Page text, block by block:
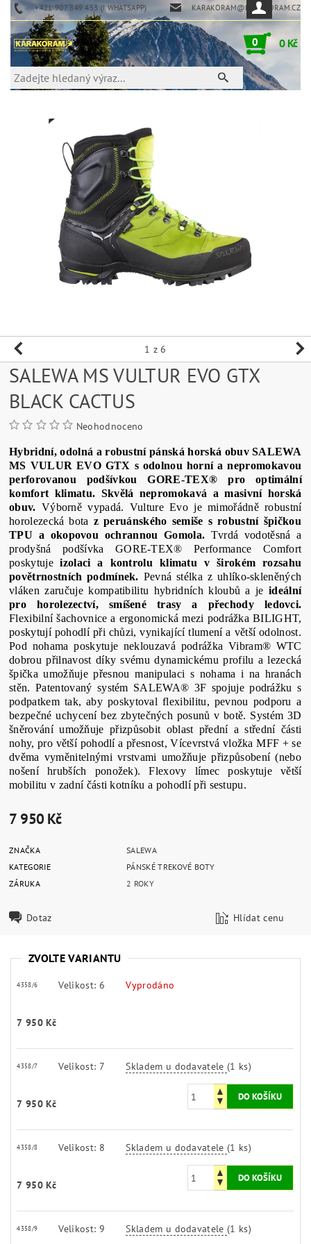
+421 907 849 453 (I WHATSAPP) KARAKORAM@KARAKORAM.CZ
0 0 Kč
1 z 6
SALEWA MS VULTUR EVO GTX
BLACK CACTUS
Neohodnoceno
Hybridní, odolná a robustní pánská horská obuv SALEWA
MS VULUR EVO GTX s odolnou horní a nepromokavou
perforovanou podšívkou GORE-TEX® pro optimální
komfort klimatu. Skvělá nepromokavá a masivní horská
obuv. Výborně vypadá. Vulture Evo je mimořádně robustní
horolezecká bota z peruánského semiše s robustní špičkou
TPU a okopovou ochrannou Gomola. Tvrdá vodotěsná a
prodyšná podšívka GORE-TEX® Performance Comfort
poskytujeizolaci a kontrolu klimatu v širokém rozsahu
povětrnostních podmínek. Pevná stélka z uhlíko-skleněných
vláken zaručuje kompatibilitu hybridních kloubů a je ideální
pro horolezectví, smíšené trasy a přechody ledovci.
Flexibilní šachovnice a ergonomická mezi podrážka BILIGHT,
poskytují pohodlí při chůzi, vynikající tlumení a větší odolnost.
Pod nohama poskytuje neklouzavá podrážka Vibram® WTC
dobrou přilnavost díky svému dynamickému profilu a lezecká
špička umožňuje přesnou manipulaci s nohama i na hranách
stěn. Patentovaný systém SALEWA® 3F spojuje podrážku s
podpatkem tak, aby poskytoval flexibilitu, pevnou podporu a
bezpečné uchycení bez zbytečných posunů v botě. Systém 3D
šněrování umožňuje přizpůsobit oblast přední a střední části
nohy, pro větší pohodlí a přesnost, Vícevrstvá vložka MFF + se
dvěma vyměnitelnými vrstvami umožňuje přizpůsobení (nebo
nošení hrubších ponožek). Flexovy límec poskytuje větší
mobilitu v zadní části kotníku a pohodlí při sestupu.
7 950 Kč
ZNAČKA
SALEWA
KATEGORIE
PÁNSKÉ TREKOVÉ BOTY
ZÁRUKA
2 ROKY
Dotaz Hlídat cenu
ZVOLTE VARIANTU
4358/6 Velikost: 6 Vyprodáno
7 950 Kč
4358/7 Velikost: 7 Skladem u dodavatele(1 ks)
7 950 Kč
4358/8 Velikost: 8 Skladem u dodavatele(1 ks)
7 950 Kč
4358/9 Velikost: 9 Skladem u dodavatele(1 ks)